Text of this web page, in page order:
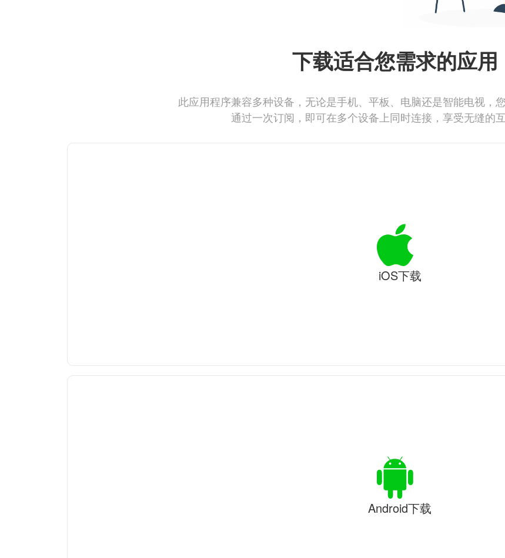
下载适合您需求的应用
此应用程序兼容多种设备，无论是手机、平板、电脑还是智能电视，
通过一次订阅，即可在多个设备上同时连接，享受无缝的互
iOS下载
Android下载